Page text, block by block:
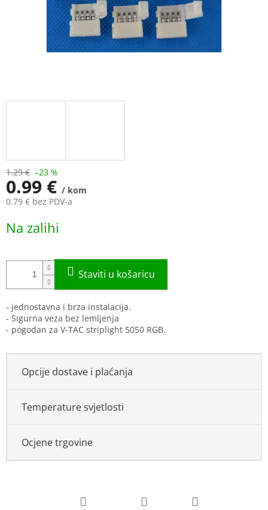
1.29 € –23 %
0.99 € / kom
0.79 € bez PDV-a
price:
Na zalihi
- jednostavna i brza instalacija.
- Sigurna veza bez lemljenja
- pogodan za V-TAC striplight 5050 RGB.
Opcije dostave i plaćanja
Temperature svjetlosti
Ocjene trgovine